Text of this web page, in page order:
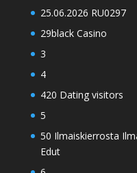
25.06.2026 RU0297
29black Casino
3
4
420 Dating visitors
5
50 Ilmaiskierrosta
Edut